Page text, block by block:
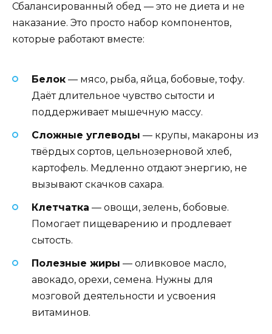
Сбалансированный обед — это не диета и не
наказание. Это просто набор компонентов,
которые работают вместе:
Белок — мясо, рыба, яйца, бобовые, тофу.
Даёт длительное чувство сытости и
поддерживает мышечную массу.
Сложные углеводы — крупы, макароны из
твёрдых сортов, цельнозерновой хлеб,
картофель. Медленно отдают энергию, не
вызывают скачков сахара.
Клетчатка — овощи, зелень, бобовые.
Помогает пищеварению и продлевает
сытость.
Полезные жиры — оливковое масло,
авокадо, орехи, семена. Нужны для
мозговой деятельности и усвоения
витаминов.